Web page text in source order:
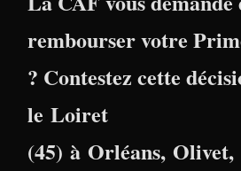
rembourser votre
? Contestez cette
le Loiret
(45) à Orléans, Olivet,